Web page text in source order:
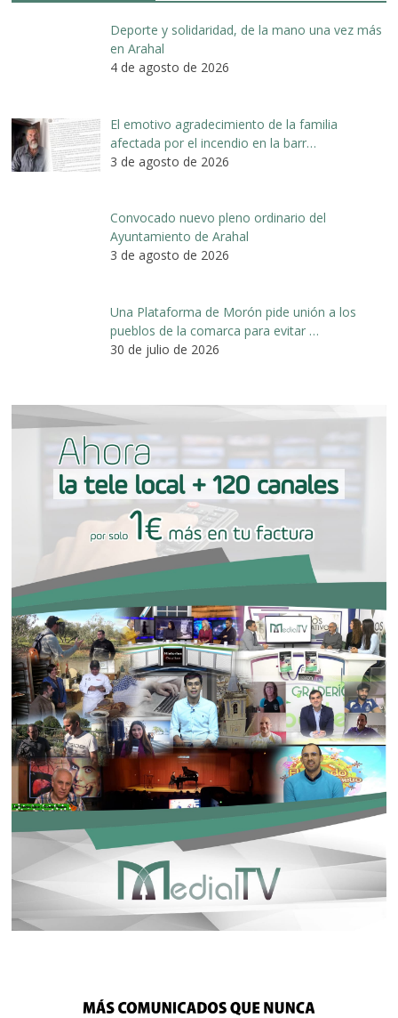
Deporte y solidaridad, de la mano una vez más
en Arahal
4 de agosto de 2026
El emotivo agradecimiento de la familia
afectada por el incendio en la barr…
3 de agosto de 2026
Convocado nuevo pleno ordinario del
Ayuntamiento de Arahal
3 de agosto de 2026
Una Plataforma de Morón pide unión a los
pueblos de la comarca para evitar …
30 de julio de 2026